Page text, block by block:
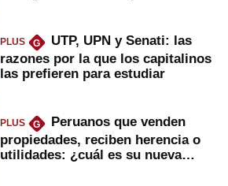
PLUS G
UTP, UPN y Senati: las
razones por la que los capitalinos
las prefieren para estudiar
PLUS G
Peruanos que venden
propiedades, reciben herencia o
utilidades: ¿cuál es su nueva